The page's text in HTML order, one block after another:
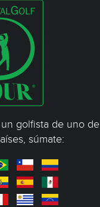
golfista de uno de
súmate: